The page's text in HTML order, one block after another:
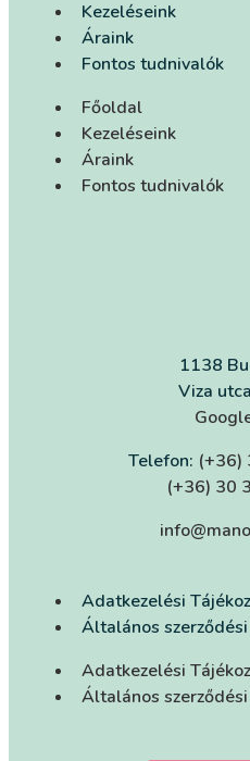
Kezeléseink
Áraink
Fontos tudnivalók
Főoldal
Kezeléseink
Áraink
Fontos tudnivalók
1138
Viza
Telefon: (+36)
(+36) 30
Adatkezelési
Általános
Adatkezelési
Általános